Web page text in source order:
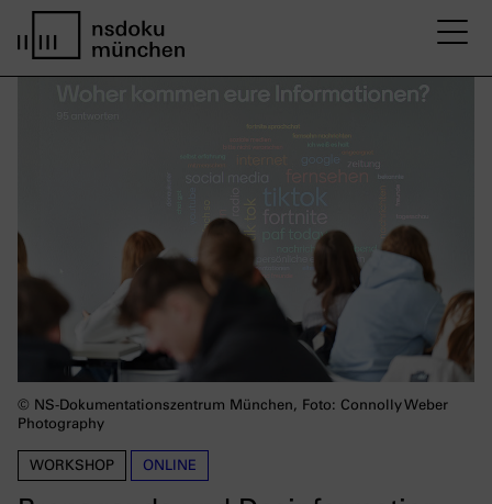
WORKSHOP ONLINE
© NS-Dokumentationszentrum München, Foto: Connolly Weber
Photography